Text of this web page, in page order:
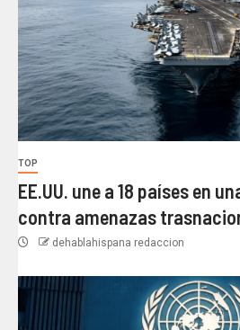
TOP
EE.UU. une a 18 países en
contra amenazas
dehablahispana redaccion